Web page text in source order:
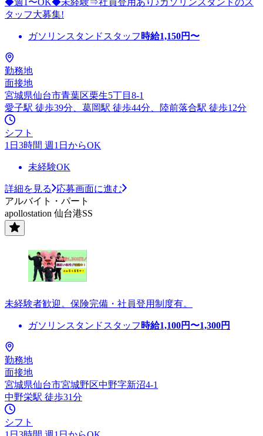
タッフ大募集!
ガソリンスタンドスタッフ 時給1,150円〜
勤務地
面接地
宮城県仙台市青葉区栗生5丁目8-1
愛子駅 徒歩39分、葛岡駅 徒歩44分、陸前落合駅 徒歩12分
シフト
1日3時間 週1日からOK
未経験OK
詳細を見る
応募画面に進む
アルバイト・パート
apollostation 仙台港SS
未経験者歓迎。保険完備・社員登用制度有。
ガソリンスタンドスタッフ 時給1,100円〜1,300円
勤務地
面接地
宮城県仙台市宮城野区中野字新沼4-1
中野栄駅 徒歩31分
シフト